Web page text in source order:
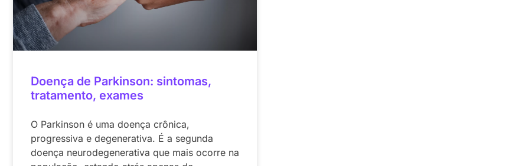
Doença de Parkinson: sintomas,
tratamento, exames
O Parkinson é uma doença crônica,
progressiva e degenerativa. É a segunda
doença neurodegenerativa que mais ocorre na